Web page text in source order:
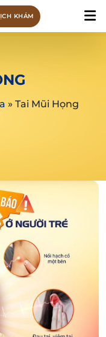
KHÁM
» Tai Mũi Họng